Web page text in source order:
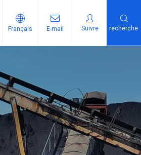
Contactez-Nous
Français E-mail Suivre​​​​​​​ recherche